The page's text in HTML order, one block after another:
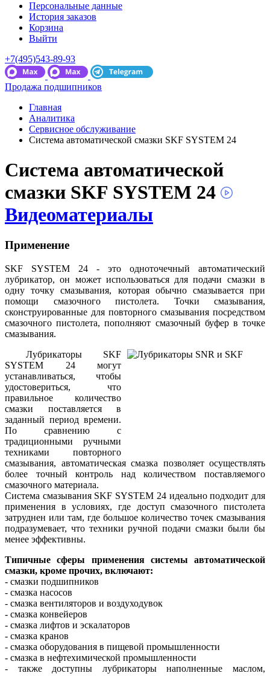
Персональные данные
История заказов
Корзина
Выйти
+7(495)543-89-93
Продажа подшипников
Главная
Аналитика
Сервисное обслуживание
Система автоматической смазки SKF SYSTEM 24
Система автоматической
смазки SKF SYSTEM 24
Видеоматериалы
Применение
SKF SYSTEM 24 - это одноточечный автоматический
лубрикатор, он может использоваться для подачи смазки в
одну точку смазывания, которая обычно смазывается при
помощи смазочного пистолета. Точки смазывания,
сконструированные для повторного смазывания посредством
смазочного пистолета, пополняют смазочный буфер в точке
смазывания.
Лубрикаторы SKF
SYSTEM 24 могут
устанавливаться, чтобы
удостовериться, что
правильное количество
смазки поставляется в
заданный период времени.
По сравнению с
традиционными ручными
техниками повторного
смазывания, автоматическая смазка позволяет осуществлять
более точный контроль над количеством поставляемого
смазочного материала.
Система смазывания SKF SYSTEM 24 идеально подходит для
применения в условиях, где доступ смазочного пистолета
затруднен или там, где большое количество точек смазывания
подразумевает, что техники ручной подачи смазки были бы
менее эффективны.
Типичные сферы применения системы автоматической
смазки, кроме прочих, включают:
- смазки подшипников
- смазка насосов
- смазка вентиляторов и воздуходувок
- смазка конвейеров
- смазка лифтов и эскалаторов
- смазка кранов
- смазка оборудования в пищевой промышленности
- смазка в нефтехимической промышленности
- также доступны лубрикаторы наполненные маслом,